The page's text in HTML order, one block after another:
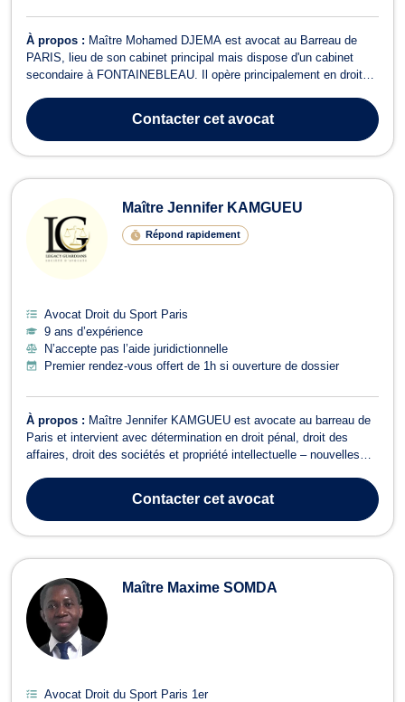
À propos : Maître Mohamed DJEMA est avocat au Barreau de
PARIS, lieu de son cabinet principal mais dispose d'un cabinet
secondaire à FONTAINEBLEAU. Il opère principalement en droit
exerce dans les meilleurs délais, quel que soit le type d'infraction
(contraventionnelle, ...Contactercet avocat
Maître Jennifer KAMGUEU
Répond rapidement
Avocat Droit du Sport Paris
9 ans d’expérience
N’accepte pas l’aide juridictionnelle
Premier rendez-vous offert de 1h si ouverture de dossier
À propos : Maître Jennifer KAMGUEU est avocate au barreau de
Paris et intervient avec détermination en droit pénal, droit des
affaires, droit des sociétés et propriété intellectuelle – nouvelles
entrepreneurs et entreprises – avec une vision stratégique et une
approche rigoureu...
Contactercet avocat
Maître Maxime SOMDA
Avocat Droit du Sport Paris 1er